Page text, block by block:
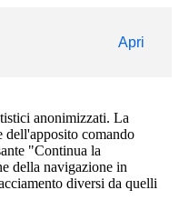
Apri
anonimizzati. La
dell'apposito comando
"Continua la
della navigazione in
diversi da quelli